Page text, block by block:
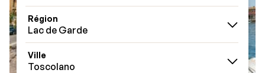
Région
Lac de Garde
Ville
Toscolano